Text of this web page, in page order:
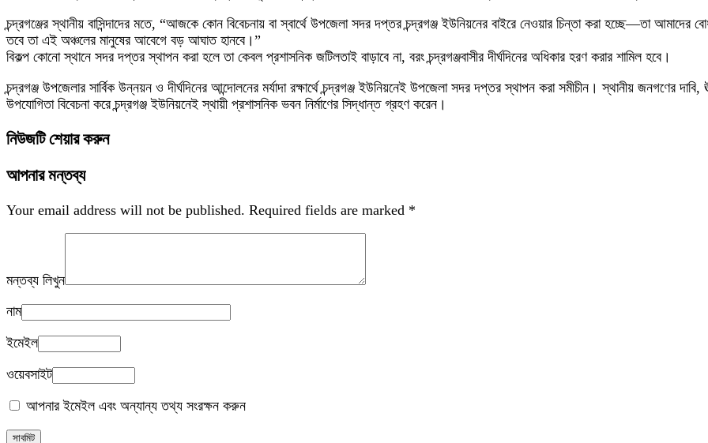
​চন্দ্রগঞ্জের স্থানীয় বাসিন্দাদের মতে, “আজকে কোন বিবেচনায় বা স্বার্থে উপজেলা সদর দপ্তর চন্দ্রগঞ্জ ইউনিয়নের বাইরে নেওয়ার চিন্তা করা হচ্ছে—তা
তবে তা এই অঞ্চলের মানুষের আবেগে বড় আঘাত হানবে।”
​বিকল্প কোনো স্থানে সদর দপ্তর স্থাপন করা হলে তা কেবল প্রশাসনিক জটিলতাই বাড়াবে না, বরং চন্দ্রগঞ্জবাসীর দীর্ঘদিনের অধিকার হরণ করার শামিল হবে।
চন্দ্রগঞ্জ উপজেলার সার্বিক উন্নয়ন ও দীর্ঘদিনের আন্দোলনের মর্যাদা রক্ষার্থে চন্দ্রগঞ্জ ইউনিয়নেই উপজেলা সদর দপ্তর স্থাপন করা সমীচীন। স্থানীয় জনগণের
উপযোগিতা বিবেচনা করে চন্দ্রগঞ্জ ইউনিয়নেই স্থায়ী প্রশাসনিক ভবন নির্মাণের সিদ্ধান্ত গ্রহণ করেন।
নিউজটি শেয়ার করুন
আপনার মন্তব্য
Your email address will not be published. Required fields are marked *
মন্তব্য লিখুন
নাম
ইমেইল
ওয়েবসাইট
আপনার ইমেইল এবং অন্যান্য তথ্য সংরক্ষন করুন